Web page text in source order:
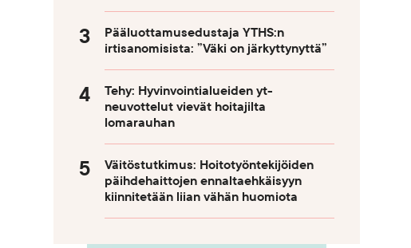
Pääluottamusedustaja YTHS:n
irtisanomisista: ”Väki on järkyttynyttä”
Tehy: Hyvinvointialueiden yt-
neuvottelut vievät hoitajilta
lomarauhan
Väitöstutkimus: Hoitotyöntekijöiden
päihdehaittojen ennaltaehkäisyyn
kiinnitetään liian vähän huomiota